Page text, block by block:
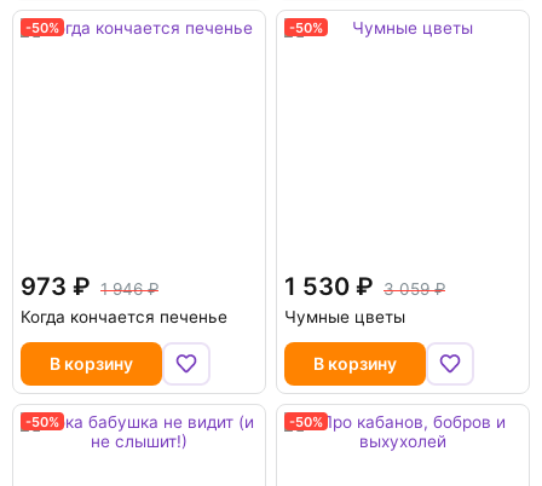
-50%
973
1 946
Когда кончается печенье
В корзину
-50%
1 530
3 059
Чумные цветы
В корзину
-50% -50%